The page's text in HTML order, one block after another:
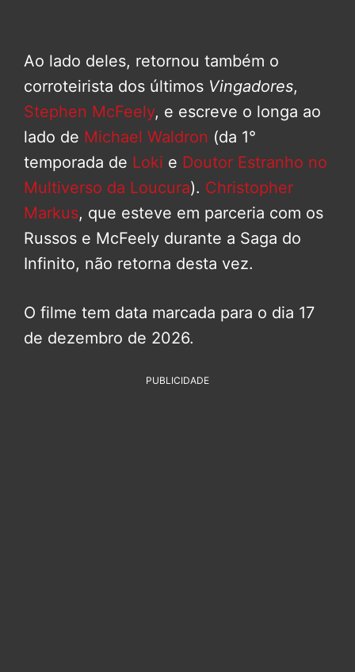
Ao lado deles, retornou também o
corroteirista dos últimos Vingadores,
Stephen McFeely, e escreve o longa ao
lado de Michael Waldron (da 1°
temporada de Loki e Doutor Estranho no
Multiverso da Loucura). Christopher
Markus, que esteve em parceria com os
Russos e McFeely durante a Saga do
Infinito, não retorna desta vez.
O filme tem data marcada para o dia 17
de dezembro de 2026.
PUBLICIDADE